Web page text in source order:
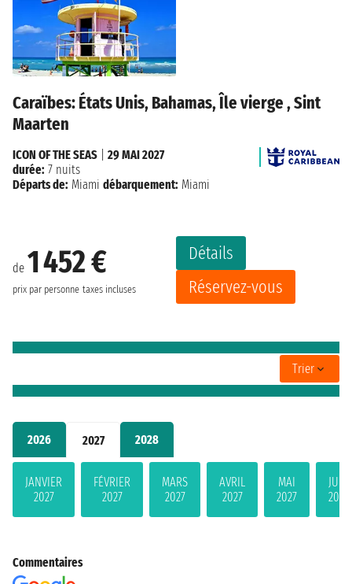
2026 2027 2028
JANVIER
2027
FÉVRIER
2027
MARS
2027
AVRIL
2027
MAI
2027
JUIN
2027
Caraïbes: États Unis, Bahamas, Île vierge , Sint
Maarten
de 1 452 €
prix par personne taxes incluses
Détails
Réservez-vous
ICON OF THE SEAS
29 MAI 2027
durée: 7 nuits
Départs de: Miami débarquement: Miami
Trier
Commentaires